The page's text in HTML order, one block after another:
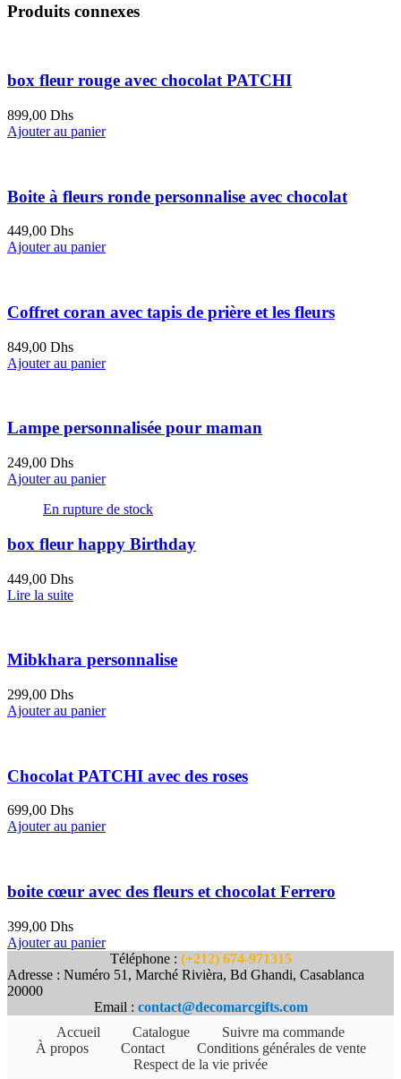
Produits connexes
box fleur rouge avec chocolat PATCHI
899,00 Dhs
Ajouter au panier
Boite à fleurs ronde personnalise avec chocolat
449,00 Dhs
Ajouter au panier
Coffret coran avec tapis de prière et les fleurs
849,00 Dhs
Ajouter au panier
Lampe personnalisée pour maman
249,00 Dhs
Ajouter au panier
En rupture de stock
box fleur happy Birthday
449,00 Dhs
Lire la suite
Mibkhara personnalise
299,00 Dhs
Ajouter au panier
Chocolat PATCHI avec des roses
699,00 Dhs
Ajouter au panier
boite cœur avec des fleurs et chocolat Ferrero
399,00 Dhs
Ajouter au panier
Téléphone : (+212) 674-971315
Adresse : Numéro 51, Marché Rivièra, Bd Ghandi, Casablanca
20000
Email : contact@decomarcgifts.com
Accueil
Catalogue
Suivre ma commande
À propos
Contact
Conditions générales de vente
Respect de la vie privée